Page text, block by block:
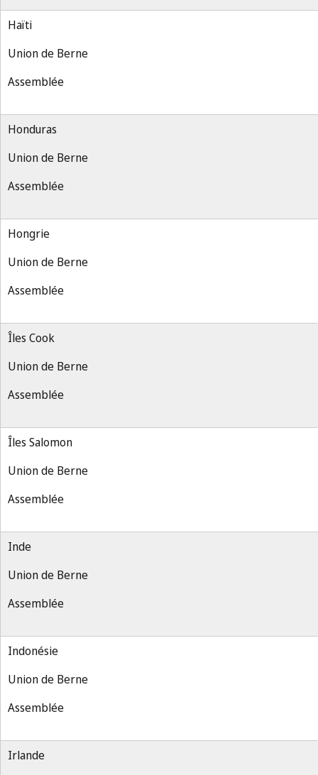
Haïti
Union de Berne
Assemblée
Honduras
Union de Berne
Assemblée
Hongrie
Union de Berne
Assemblée
Îles Cook
Union de Berne
Assemblée
Îles Salomon
Union de Berne
Assemblée
Inde
Union de Berne
Assemblée
Indonésie
Union de Berne
Assemblée
Irlande